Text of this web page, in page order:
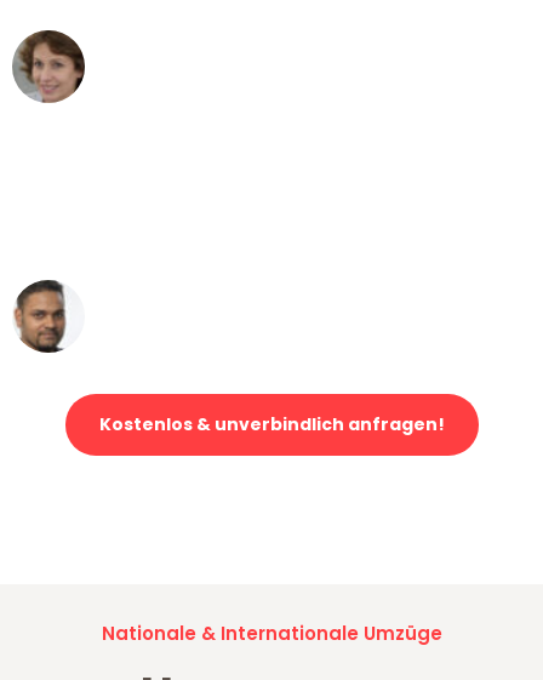
Kostenlos & unverbindlich anfragen!
Nationale & Internationale Umzüge